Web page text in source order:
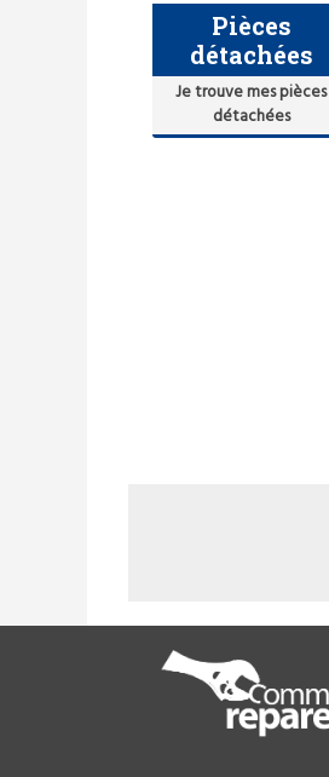
Pièces
détachées
Je trouve mes pièces
détachées